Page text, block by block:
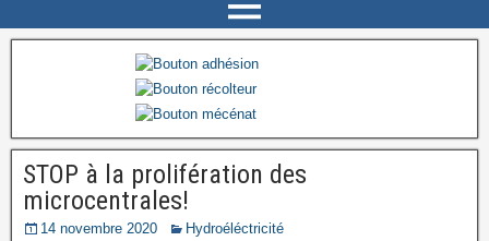
STOP à la prolifération des
microcentrales!
14 novembre 2020 Hydroéléctricité